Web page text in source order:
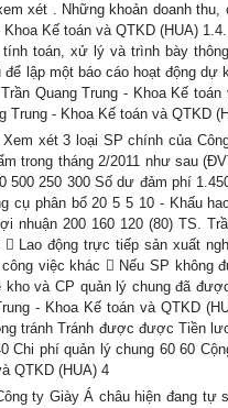
xét . Những khoản doanh
Kế toán và QTKD (HUA)
toán, xử lý và trình bày
lập một báo cáo hoạt động dự
Quang Trung - Khoa Kế
- Khoa Kế toán và QTKD
xét 3 loại SP chính của
trong tháng 2/2011 như sau
500 250 300 Số dư đảm phí
cụ phân bổ 20 5 5 10 - Khấu
nhuận 200 160 120 (80) TS.
Lao động trực tiếp sản xuất
việc khác  Nếu SP không
và CP quản lý chung đã
- Khoa Kế toán và QTKD
tránh Tránh được được Tiền
Chi phí quản lý chung 60 60
QTKD (HUA) 4
ty Giày Á châu hiện đang tự